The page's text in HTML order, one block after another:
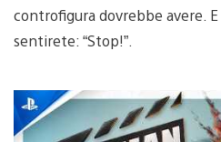
controfigura dovrebbe avere.
sentirete: “Stop!”.